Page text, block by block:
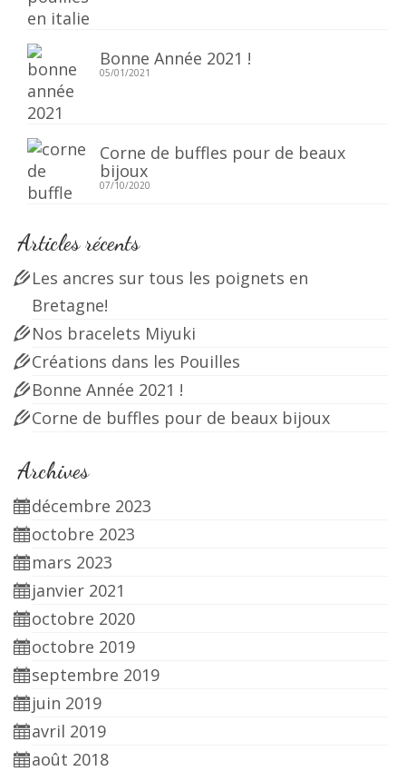
Bonne Année 2021 !
05/01/2021
Corne de buffles pour de beaux
bijoux
07/10/2020
Articles récents
Les ancres sur tous les poignets en
Bretagne!
Nos bracelets Miyuki
Créations dans les Pouilles
Bonne Année 2021 !
Corne de buffles pour de beaux bijoux
Archives
décembre 2023
octobre 2023
mars 2023
janvier 2021
octobre 2020
octobre 2019
septembre 2019
juin 2019
avril 2019
août 2018